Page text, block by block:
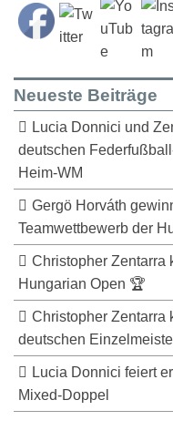
Neueste Beiträge
Lucia Donnici und
deutschen
Heim-WM
Gergö Horváth
Teamwettbewerb der
Christopher Zentarra
Hungarian Open 🏆
Christopher Zentarra
deutschen
Lucia Donnici feiert
Mixed-Doppel